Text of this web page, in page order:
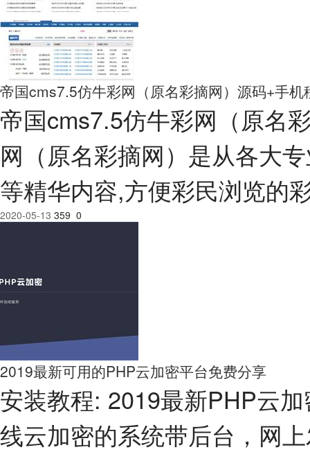
帝国cms7.5仿牛彩网（原名彩摘网）源码+手机
帝国cms7.5仿牛彩网（原名
网（原名彩摘网）是从各大
等精华内容,方便彩民浏览的
2020-05-13 359 0
2019最新可用的PHP云加密平台免费分享
安装教程: 2019最新PHP云
线云加密的系统带后台，网